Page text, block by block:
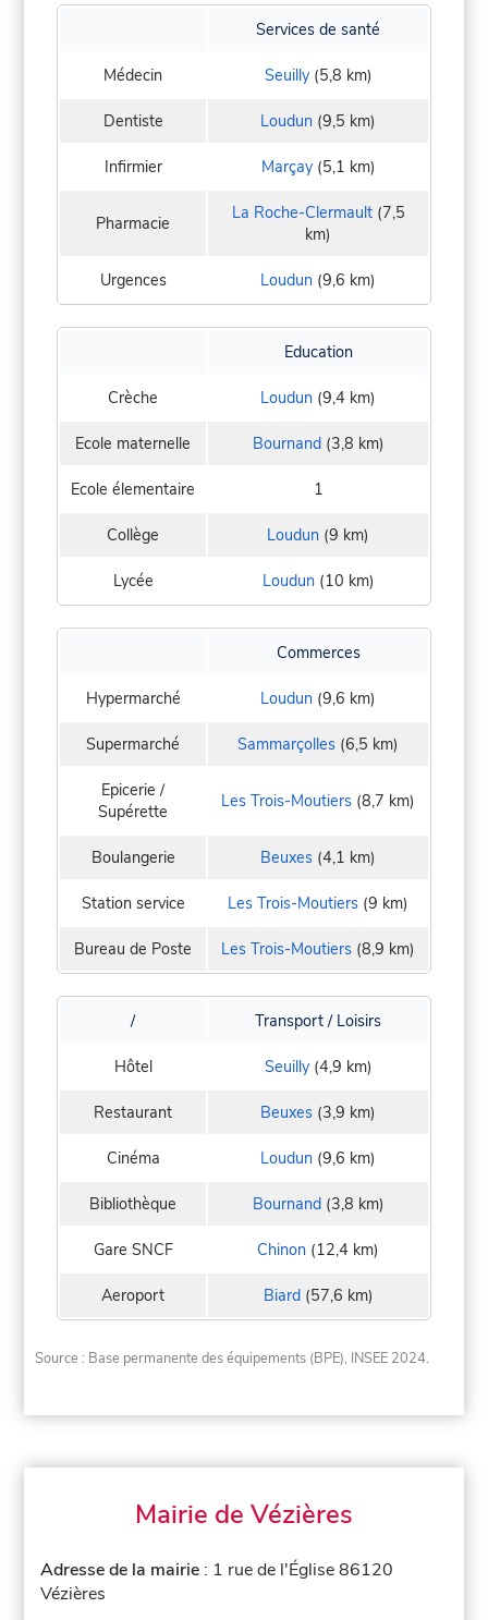
Services de santé
Médecin Seuilly(5,8 km)
Dentiste Loudun (9,5 km)
Infirmier Marçay(5,1 km)
Pharmacie La Roche-Clermault(7,5
km)
Urgences Loudun (9,6 km)
Education
Crèche Loudun (9,4 km)
Ecole maternelle Bournand(3,8 km)
Ecole élementaire 1
Collège Loudun (9 km)
Lycée Loudun(10 km)
Commerces
Hypermarché Loudun (9,6 km)
Supermarché Sammarçolles (6,5 km)
Epicerie /
Supérette
Les Trois-Moutiers (8,7 km)
Boulangerie Beuxes (4,1 km)
Station service Les Trois-Moutiers (9 km)
Bureau de Poste Les Trois-Moutiers (8,9 km)
/ Transport / Loisirs
Hôtel Seuilly(4,9 km)
Restaurant Beuxes (3,9 km)
Cinéma Loudun (9,6 km)
Bibliothèque Bournand(3,8 km)
Gare SNCF Chinon (12,4 km)
Aeroport Biard(57,6 km)
Source : Base permanente des équipements (BPE), INSEE 2024.
Mairie de Vézières
Adresse de la mairie : 1 rue de l'Église 86120
Vézières